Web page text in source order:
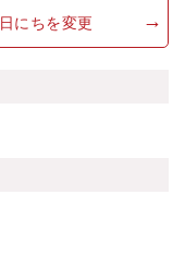
日にちを変更